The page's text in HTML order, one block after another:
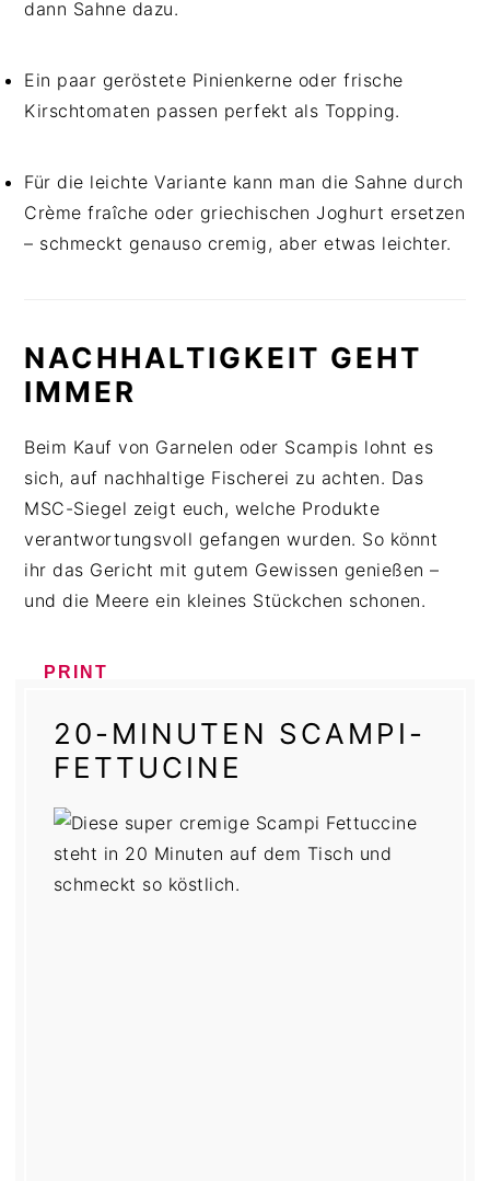
dann Sahne dazu.
Ein paar geröstete Pinienkerne oder frische
Kirschtomaten passen perfekt als Topping.
Für die leichte Variante kann man die Sahne durch
Crème fraîche oder griechischen Joghurt ersetzen
– schmeckt genauso cremig, aber etwas leichter.
NACHHALTIGKEIT GEHT
IMMER
Beim Kauf von Garnelen oder Scampis lohnt es
sich, auf nachhaltige Fischerei zu achten. Das
MSC-Siegel zeigt euch, welche Produkte
verantwortungsvoll gefangen wurden. So könnt
ihr das Gericht mit gutem Gewissen genießen –
und die Meere ein kleines Stückchen schonen.
PRINT
20-MINUTEN SCAMPI-
FETTUCINE